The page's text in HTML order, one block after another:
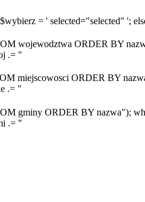
= ' selected="selected" ';
wojewodztwa ORDER BY
.= "
miejscowosci ORDER BY
.= "
gminy ORDER BY nazwa");
.= "